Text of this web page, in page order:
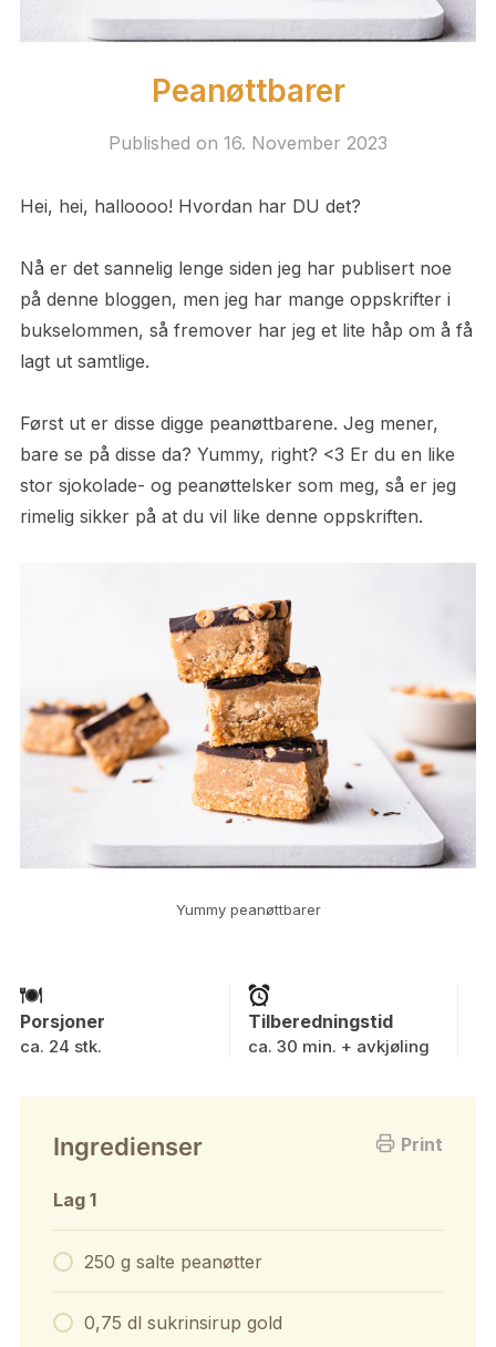
Peanøttbarer
Published on 16. November 2023
Hei, hei, halloooo! Hvordan har DU det?
Nå er det sannelig lenge siden jeg har publisert noe
på denne bloggen, men jeg har mange oppskrifter i
bukselommen, så fremover har jeg et lite håp om å få
lagt ut samtlige.
Først ut er disse digge peanøttbarene. Jeg mener,
bare se på disse da? Yummy, right? <3 Er du en like
stor sjokolade- og peanøttelsker som meg, så er jeg
rimelig sikker på at du vil like denne oppskriften.
Yummy peanøttbarer
Porsjoner
ca. 24 stk.
Tilberedningstid
ca. 30 min. + avkjøling
Print
Ingredienser
Lag 1
250 g salte peanøtter
0,75 dl sukrinsirup gold